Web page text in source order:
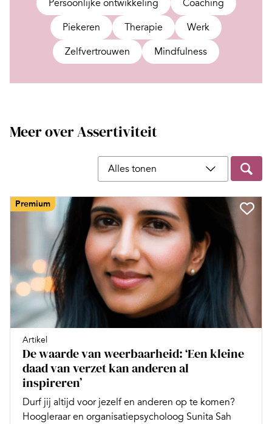
Persoonlijke ontwikkeling
Coaching
Piekeren
Therapie
Werk
Zelfvertrouwen
Mindfulness
Meer over Assertiviteit
Filter op content type
Premium
Artikel
De waarde van weerbaarheid: ‘Een kleine
daad van verzet kan anderen al
inspireren’
Durf jij altijd voor jezelf en anderen op te komen?
Hoogleraar en organisatiepsycholoog Sunita Sah